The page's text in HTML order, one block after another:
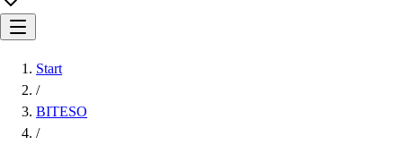
Start
/
BITESO
/